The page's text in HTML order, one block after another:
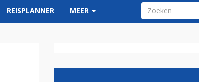
REISPLANNER MEER ZOEKVELD